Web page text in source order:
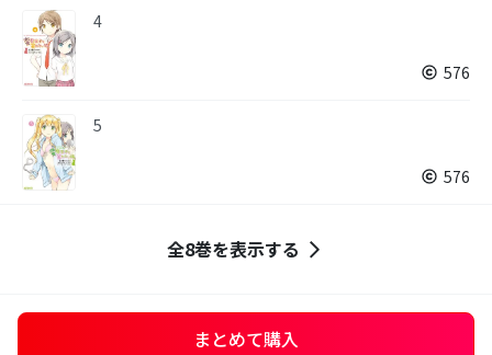
4
576
5
576
全8巻を表示する
まとめて購入